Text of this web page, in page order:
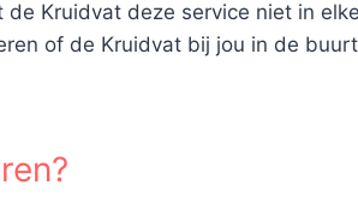
Kruidvat deze service niet in
of de Kruidvat bij jou in de